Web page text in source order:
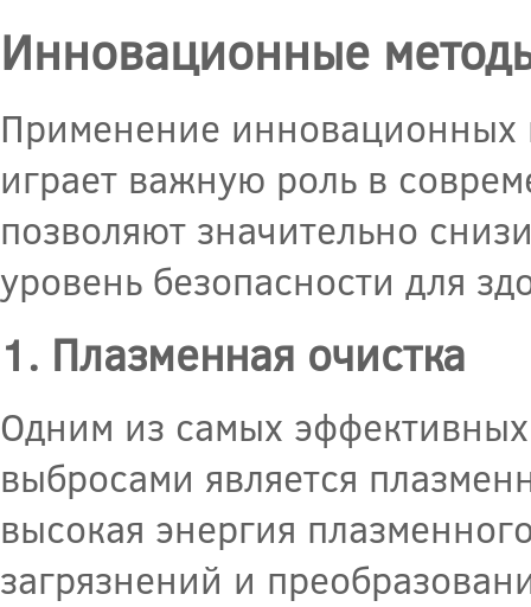
Инновационные
Применение инновационных
играет важную роль в
позволяют значительно
уровень безопасности для
1. Плазменная очистка
Одним из самых
выбросами является
высокая энергия
загрязнений и